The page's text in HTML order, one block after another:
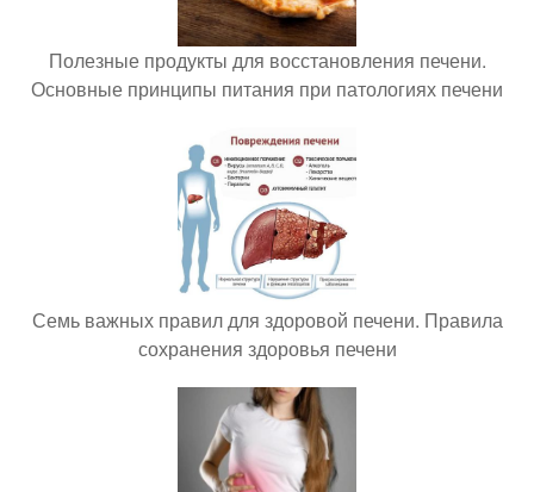
Полезные продукты для восстановления печени.
Основные принципы питания при патологиях печени
Семь важных правил для здоровой печени. Правила
сохранения здоровья печени